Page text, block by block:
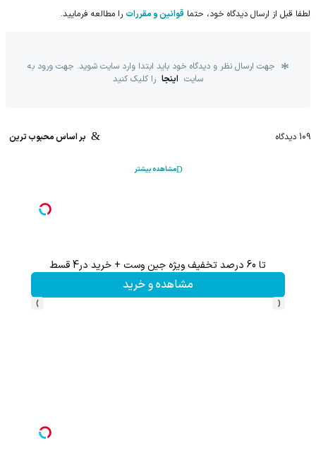
لطفا قبل از ارسال دیدگاه خود، حتما قوانین و مقررات را مطالعه فرمایید.
جهت ارسال نظر و دیدگاه خود باید ابتدا وارد سایت شوید. جهت ورود به
سایت اینجا را کلیک کنید
109 دیدگاه بر اساس محبوب ترین
مشاهده بیشتر
60% تخفیف ویژه جین وست + خرید در4 قسط
مشاهده و خرید
‹
›